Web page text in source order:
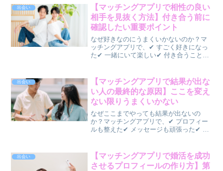
決まりますここを適当にやると、✔ マッ
チしない✔ いい...
出会い
【マッチングアプリで相性の良い
相手を見抜く方法】付き合う前に
確認したい重要ポイント
なぜ好きなのにうまくいかないのか？マ
ッチングアプリで、✔ すごく好きになっ
た✔ 一緒にいて楽しい✔ 付き合うことが
経験はありませんか？実は、👉 「好き」
と「相性が...
出会い
【マッチングアプリで結果が出な
い人の最終的な原因】ここを変え
ない限りうまくいかない
なぜここまでやっても結果が出ないの
か？マッチングアプリで、✔ プロフィー
ルも整えた✔ メッセージも頑張った✔ デ
状態になっていませんか？ここまで来て
結果が出ない場...
出会い
【マッチングアプリで婚活を成功
させるプロフィールの作り方】第